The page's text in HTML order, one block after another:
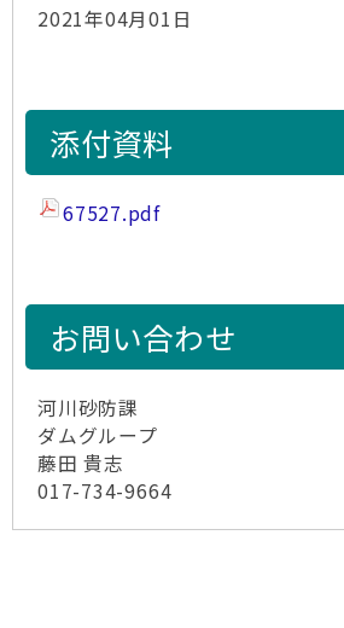
2021年04月01日
添付資料
67527.pdf
お問い合わせ
河川砂防課
ダムグループ
藤田 貴志
017-734-9664